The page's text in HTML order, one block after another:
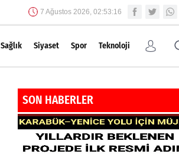
7 Ağustos 2026, 02:53:17
Sağlık Siyaset Spor Teknoloji
SON HABERLER